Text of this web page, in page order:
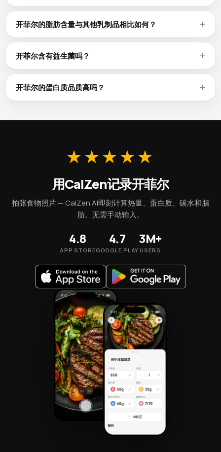
乳糖。
像开菲尔这样的乳制品具有最高的钙生物利用率——约30-35%
被吸收。乳制品中蛋白质、磷和维生素D的天然组合能促进钙
开菲尔的脂肪含量与其他乳制品相比如何？
开菲尔每100g含3.5g脂肪。作为参考，全脂牛奶约3.3g，切达
奶酪约33g，希腊酸奶约5g（均为每100g）。低脂或脱脂产品
肪。
开菲尔含有益生菌吗？
酸奶、开菲尔和某些软质奶酪等发酵乳制品含有有益肠道健康
的活性益生菌。并非所有乳制品都经过发酵，请查看标签上的
开菲尔的蛋白质品质高吗？
★★★★★
用CalZen记录开菲尔
拍张食物照片 — CalZen AI即刻计算热量、蛋白质、碳水和脂
肪。无需手动输入。
4.8
APP STORE
4.7
GOOGLE PLAY
3M+
USERS